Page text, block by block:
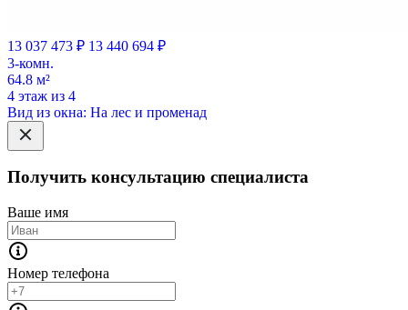
13 037 473 ₽ 13 440 694 ₽
3-комн.
64.8 м²
4 этаж из 4
Вид из окна: На лес и променад
Получить консультацию специалиста
Ваше имя
Номер телефона